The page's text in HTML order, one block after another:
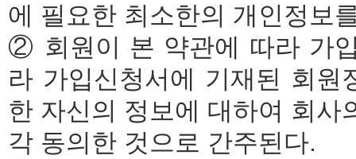
에 필요한 최소한의 개인정보
② 회원이 본 약관에 따라 가
라 가입신청서에 기재된 회
한 자신의 정보에 대하여 회사
각 동의한 것으로 간주된다.